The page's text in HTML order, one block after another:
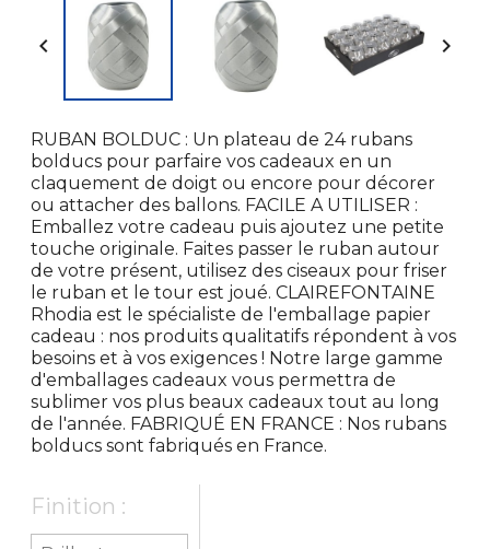
 
RUBAN BOLDUC : Un plateau de 24 rubans
bolducs pour parfaire vos cadeaux en un
claquement de doigt ou encore pour décorer
ou attacher des ballons. FACILE A UTILISER :
Emballez votre cadeau puis ajoutez une petite
touche originale. Faites passer le ruban autour
de votre présent, utilisez des ciseaux pour friser
le ruban et le tour est joué. CLAIREFONTAINE
Rhodia est le spécialiste de l'emballage papier
cadeau : nos produits qualitatifs répondent à vos
besoins et à vos exigences ! Notre large gamme
d'emballages cadeaux vous permettra de
sublimer vos plus beaux cadeaux tout au long
de l'année. FABRIQUÉ EN FRANCE : Nos rubans
bolducs sont fabriqués en France.
Finition :